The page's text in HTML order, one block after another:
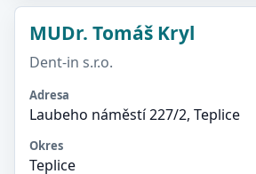
MUDr. Tomáš Kryl
Dent-in s.r.o.
Adresa
Laubeho náměstí 227/2, Teplice
Okres
Teplice